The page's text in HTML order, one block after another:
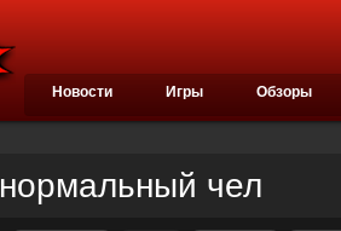
Новости Игры Обзоры
нормальный чел